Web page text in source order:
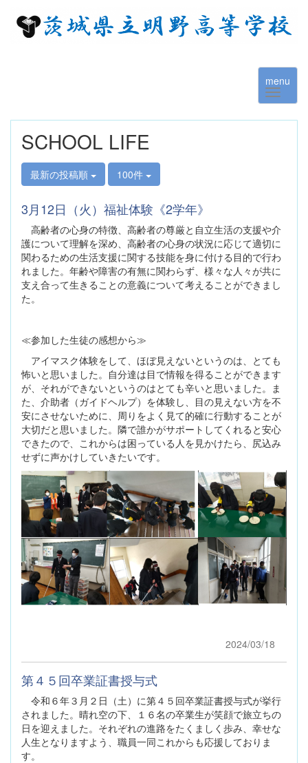
menu
SCHOOL LIFE
最新の投稿順 100件
3月12日（火）福祉体験《2学年》
高齢者の心身の特徴、高齢者の尊厳と自立生活の支援や介
護について理解を深め、高齢者の心身の状況に応じて適切に
関わるための生活支援に関する技能を身に付ける目的で行わ
れました。年齢や障害の有無に関わらず、様々な人々が共に
支え合って生きることの意義について考えることができまし
た。
≪参加した生徒の感想から≫
アイマスク体験をして、ほぼ見えないというのは、とても
怖いと思いました。自分達は目で情報を得ることができます
が、それができないというのはとても辛いと思いました。ま
た、介助者（ガイドヘルプ）を体験し、目の見えない方を不
安にさせないために、周りをよく見て的確に行動することが
大切だと思いました。隣で誰かがサポートしてくれると安心
できたので、これからは困っている人を見かけたら、尻込み
せずに声かけしていきたいです。
2024/03/18
第４５回卒業証書授与式
令和６年３月２日（土）に第４５回卒業証書授与式が挙行
されました。晴れ空の下、１６名の卒業生が笑顔で旅立ちの
日を迎えました。それぞれの進路をたくましく歩み、幸せな
人生となりますよう、職員一同これからも応援しておりま
す。